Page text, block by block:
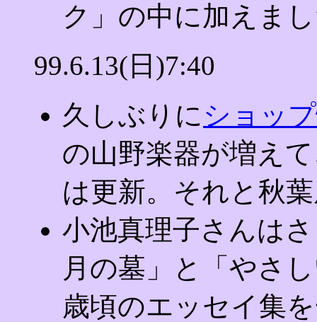
ク」の中に加えま
99.6.13(日)7:40
久しぶりにショッ
の山野楽器が増え
は更新。それと秋
小池真理子さんは
月の墓」と「やさ
歳頃のエッセイ集